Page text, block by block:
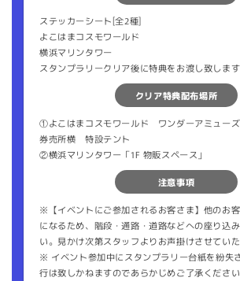
ステッカーシート[全2種]
よこはまコスモワールド
横浜マリンタワー
スタンプラリークリア後に特典をお渡し致します
クリア特典配布場所
①よこはまコスモワールド ワンダーアミュー
券売所横 特設テント
②横浜マリンタワー「1F 物販スペース」
注意事項
※【イベントにご参加されるお客さま】他のお
になるため、階段・通路・道路などへの座り込
い。見かけ次第スタッフよりお声掛けさせていた
※ イベント参加中にスタンプラリー台紙を紛失
行は致しかねますのであらかじめご了承ください